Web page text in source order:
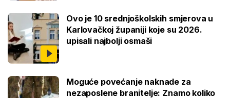
Ovo je 10 srednjoškolskih smjerova u
Karlovačkoj županiji koje su 2026.
upisali najbolji osmaši
Moguće povećanje naknade za
nezaposlene branitelje: Znamo koliko